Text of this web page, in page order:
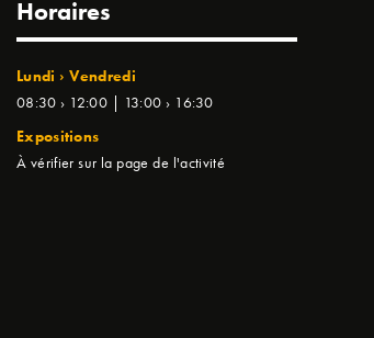
Horaires
Lundi › Vendredi
08:30 › 12:00 | 13:00 › 16:30
Expositions
À vérifier sur la page de l'activité